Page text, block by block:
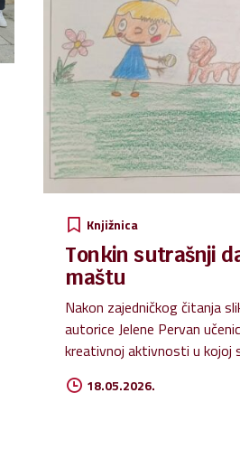
Knjižnica
Tonkin sutrašnji
maštu
Nakon zajedničkog čitanja
autorice Jelene Pervan
kreativnoj aktivnosti u kojoj
opise prikazivali kako
Učenici su razmišljali o tome
18.05.2026.